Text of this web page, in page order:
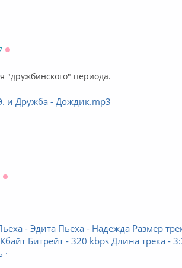
"дружбинского" периода.
и Дружба - Дождик.mp3
- Эдита Пьеха - Надежда Размер
Битрейт - 320 kbps Длина трека -
·